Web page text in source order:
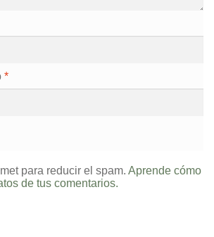
*
para reducir el spam. Aprende cómo
de tus comentarios.